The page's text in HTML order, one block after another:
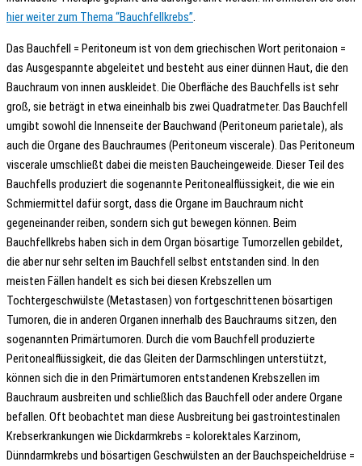
hier weiter zum Thema “Bauchfellkrebs”.
Das Bauchfell = Peritoneum ist von dem griechischen Wort peritonaion =
das Ausgespannte abgeleitet und besteht aus einer dünnen Haut, die den
Bauchraum von innen auskleidet. Die Oberfläche des Bauchfells ist sehr
groß, sie beträgt in etwa eineinhalb bis zwei Quadratmeter. Das Bauchfell
umgibt sowohl die Innenseite der Bauchwand (Peritoneum parietale), als
auch die Organe des Bauchraumes (Peritoneum viscerale). Das Peritoneum
viscerale umschließt dabei die meisten Baucheingeweide. Dieser Teil des
Bauchfells produziert die sogenannte Peritonealflüssigkeit, die wie ein
Schmiermittel dafür sorgt, dass die Organe im Bauchraum nicht
gegeneinander reiben, sondern sich gut bewegen können. Beim
Bauchfellkrebs haben sich in dem Organ bösartige Tumorzellen gebildet,
die aber nur sehr selten im Bauchfell selbst entstanden sind. In den
meisten Fällen handelt es sich bei diesen Krebszellen um
Tochtergeschwülste (Metastasen) von fortgeschrittenen bösartigen
Tumoren, die in anderen Organen innerhalb des Bauchraums sitzen, den
sogenannten Primärtumoren. Durch die vom Bauchfell produzierte
Peritonealflüssigkeit, die das Gleiten der Darmschlingen unterstützt,
können sich die in den Primärtumoren entstandenen Krebszellen im
Bauchraum ausbreiten und schließlich das Bauchfell oder andere Organe
befallen. Oft beobachtet man diese Ausbreitung bei gastrointestinalen
Krebserkrankungen wie Dickdarmkrebs = kolorektales Karzinom,
Dünndarmkrebs und bösartigen Geschwülsten an der Bauchspeicheldrüse =